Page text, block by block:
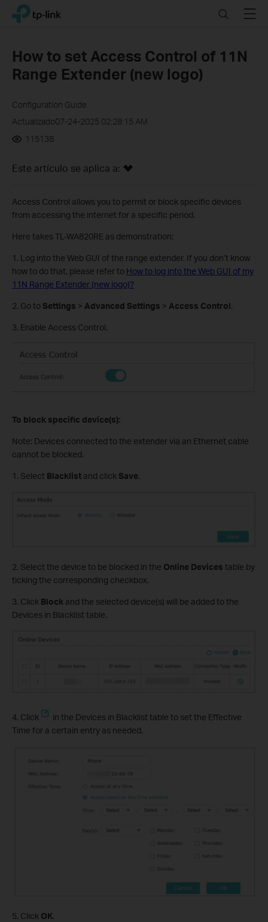
Click
navigation
TP-Link, Reliably Smart SearchMenu
How to set Access Control of 11N
Range Extender (new logo)
Configuration Guide
Actualizado07-24-2025 02:28:15 AM
115138
Este artículo se aplica a:
Access Control allows you to permit or block specific devices
from accessing the internet for a specific period.
Here takes TL-WA820RE as demonstration:
1. Log into the Web GUI of the range extender. If you don’t know
how to do that, please refer to How to log into the Web GUI of my
11N Range Extender (new logo)?
2. Go to Settings > Advanced Settings > Access Control.
3. Enable Access Control.
To block specific device(s):
Note: Devices connected to the extender via an Ethernet cable
cannot be blocked.
1. Select Blacklist and click Save.
2. Select the device to be blocked in the Online Devices table by
ticking the corresponding checkbox.
3. Click Block and the selected device(s) will be added to the
Devices in Blacklist table.
4. Click
in the Devices in Blacklist table to set the Effective
Time for a certain entry as needed.
5. Click OK.